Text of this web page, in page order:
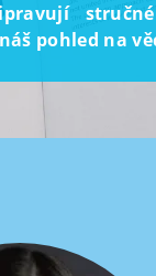
pohled na